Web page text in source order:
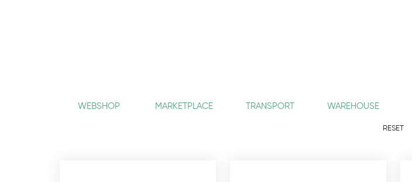
WEBSHOP MARKETPLACE TRANSPORT WAREHOUSE
RESET